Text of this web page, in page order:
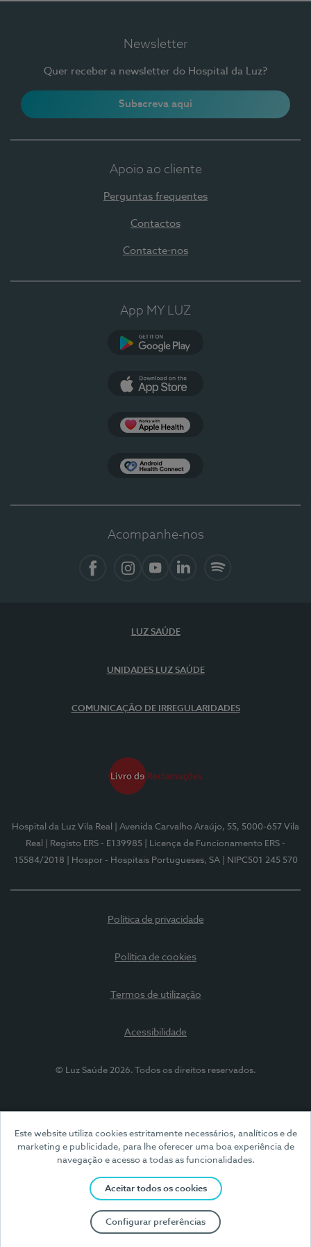
Este website utiliza cookies estritamente necessários, analíticos e de
marketing e publicidade, para lhe oferecer uma boa experiência de
navegação e acesso a todas as funcionalidades.
Aceitar todos os cookies
Configurar preferências
Newsletter
Quer receber a newsletter do Hospital da Luz?
Subscreva aqui
Apoio ao cliente
Perguntas frequentes
Contactos
Contacte-nos
App MY LUZ
Acompanhe-nos
LUZ SAÚDE
UNIDADES LUZ SAÚDE
COMUNICAÇÃO DE IRREGULARIDADES
Hospital da Luz Vila Real
| Avenida Carvalho Araújo, 55, 5000-657 Vila
Real
| Registo ERS - E139985
| Licença de Funcionamento ERS -
15584/2018
| Hospor - Hospitais Portugueses, SA | NIPC501 245 570
Política de privacidade
Política de cookies
Termos de utilização
Acessibilidade
© Luz Saúde 2026. Todos os direitos reservados.